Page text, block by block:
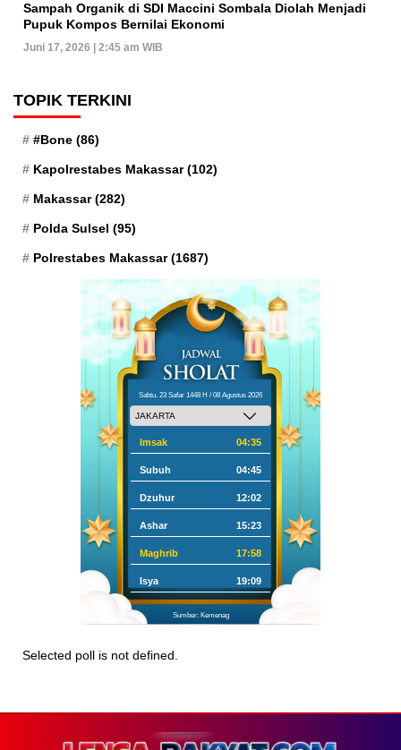
Sampah Organik di SDI Maccini Sombala Diolah Menjadi
Pupuk Kompos Bernilai Ekonomi
Juni 17, 2026 | 2:45 am WIB
TOPIK TERKINI
#Bone (86)
Kapolrestabes Makassar(102)
Makassar(282)
Polda Sulsel (95)
Polrestabes Makassar(1687)
Sabtu, 23 Safar 1448 H / 08 Agustus 2026
Imsak 04:35
Subuh 04:45
Dzuhur 12:02
Ashar 15:23
Maghrib 17:58
Isya 19:09
Sumber: Kemenag
Selected poll is not defined.